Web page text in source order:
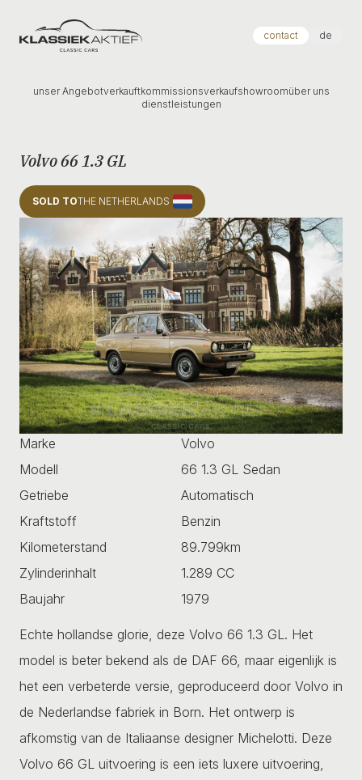
Klassiek Aktief contact de
unser Angebotverkauftkommissionsverkaufshowroomüber uns
dienstleistungen
Volvo 66 1.3 GL
SOLD TOTHE NETHERLANDS
Marke
Volvo
Modell
66 1.3 GL Sedan
Getriebe
Automatisch
Kraftstoff
Benzin
Kilometerstand
89.799km
Zylinderinhalt
1.289 CC
Baujahr
1979
Echte hollandse glorie, deze Volvo 66 1.3 GL. Het
model is beter bekend als de DAF 66, maar eigenlijk is
het een verbeterde versie, geproduceerd door Volvo in
de Nederlandse fabriek in Born. Het ontwerp is
afkomstig van de Italiaanse designer Michelotti. Deze
Volvo 66 GL uitvoering is een iets luxere uitvoering,